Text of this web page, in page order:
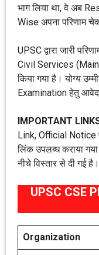
भाग लिया था, वे अब
Wise अपना परिणाम
UPSC द्वारा जारी
Civil Services
किया गया है। योग्य
Examination हेतु
IMPORTANT
Link, Official Notice
लिंक उपलब्ध कराया
नीचे विस्तार से दी गई है।
UPSC CSE
Organization